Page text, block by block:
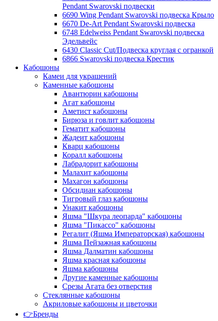
Pendant Swarovski подвески
6690 Wing Pendant Swarovski подвеска Крыло
6670 De-Art Pendant Swarovski подвеска
6748 Edelweiss Pendant Swarovski подвеска
Эдельвейс
6430 Classic Cut/Подвеска круглая с огранкой
6866 Swarovski подвеска Крестик
Кабошоны
Камеи для украшений
Каменные кабошоны
Авантюрин кабошоны
Агат кабошоны
Аметист кабошоны
Бирюза и говлит кабошоны
Гематит кабошоны
Жадеит кабошоны
Кварц кабошоны
Коралл кабошоны
Лабрадорит кабошоны
Малахит кабошоны
Махагон кабошоны
Обсидиан кабошоны
Тигровый глаз кабошоны
Унакит кабошоны
Яшма "Шкура леопарда" кабошоны
Яшма "Пикассо" кабошоны
Регалит (Яшма Императорская) кабошоны
Яшма Пейзажная кабошоны
Яшма Далматин кабошоны
Яшма красная кабошоны
Яшма кабошоны
Другие каменные кабошоны
Срезы Агата без отверстия
Стеклянные кабошоны
Акриловые кабошоны и цветочки
👉Бренды